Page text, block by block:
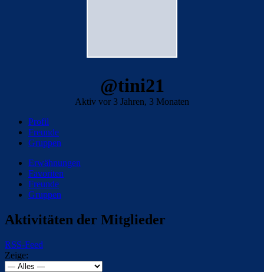
@tini21
Aktiv vor 3 Jahren, 3 Monaten
Profil
Freunde
Gruppen
Erwähnungen
Favoriten
Freunde
Gruppen
Aktivitäten der Mitglieder
RSS-Feed
Zeige: